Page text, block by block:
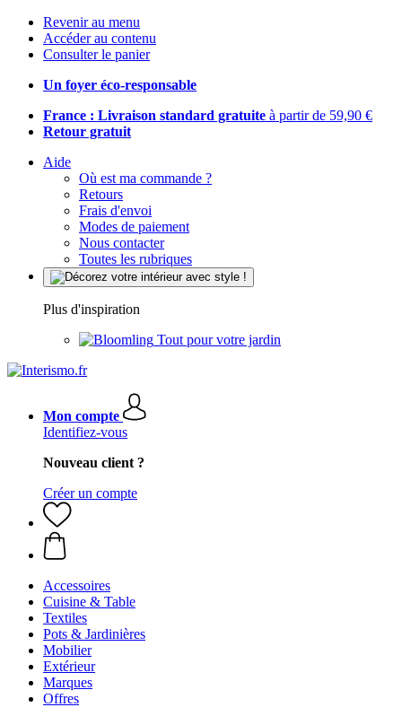
Revenir au menu
Accéder au contenu
Consulter le panier
Un foyer éco-responsable
France : Livraison standard gratuite à partir de 59,90 €
Retour gratuit
Aide
Où est ma commande ?
Retours
Frais d'envoi
Modes de paiement
Nous contacter
Toutes les rubriques
Plus d'inspiration
Tout pour votre jardin
Mon compte
Identifiez-vous
Nouveau client ?
Créer un compte
Accessoires
Cuisine & Table
Textiles
Pots & Jardinières
Mobilier
Extérieur
Marques
Offres